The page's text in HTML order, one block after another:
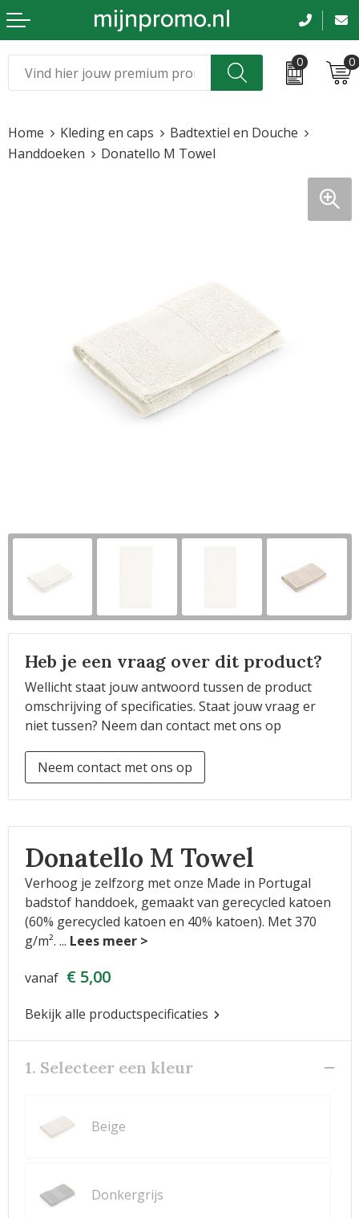
0 0
Kleding & caps
Bloemen en planten
Horeca
Sinterklaas
Home Kleding en caps
Badtextiel en Douche
Handdoeken
Donatello M Towel
Heb je een vraag over dit product?
Wellicht staat jouw antwoord tussen de product
omschrijving of specificaties. Staat jouw vraag er
niet tussen? Neem dan contact met ons op
Neem contact met ons op
Donatello M Towel
Verhoog je zelfzorg met onze Made in Portugal
badstof handdoek, gemaakt van gerecycled katoen
(60% gerecycled katoen en 40% katoen). Met 370
g/m². ...
vanaf € 5,00
Bekijk alle productspecificaties
1. Selecteer een kleur
Beige
Donkergrijs